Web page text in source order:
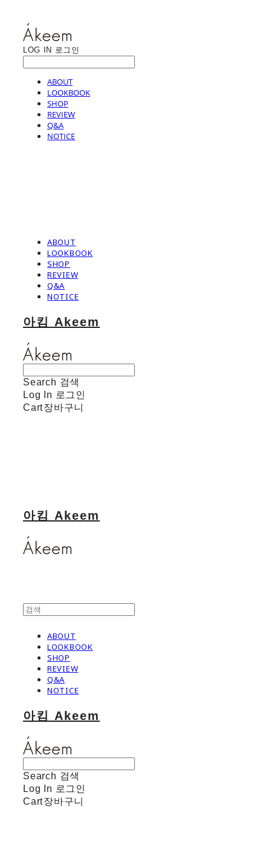
LOG IN 로그인
ABOUT
LOOKBOOK
SHOP
REVIEW
Q&A
NOTICE
ABOUT
LOOKBOOK
SHOP
REVIEW
Q&A
NOTICE
아킴 Akeem
Search 검색
Log In 로그인
Cart장바구니
아킴 Akeem
ABOUT
LOOKBOOK
SHOP
REVIEW
Q&A
NOTICE
아킴 Akeem
Search 검색
Log In 로그인
Cart장바구니